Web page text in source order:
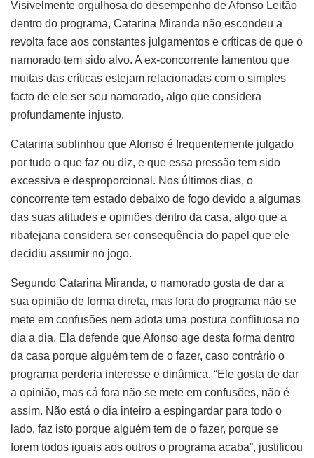
Visivelmente orgulhosa do desempenho de Afonso Leitão
dentro do programa, Catarina Miranda não escondeu a
revolta face aos constantes julgamentos e críticas de que o
namorado tem sido alvo. A ex-concorrente lamentou que
muitas das críticas estejam relacionadas com o simples
facto de ele ser seu namorado, algo que considera
profundamente injusto.
Catarina sublinhou que Afonso é frequentemente julgado
por tudo o que faz ou diz, e que essa pressão tem sido
excessiva e desproporcional. Nos últimos dias, o
concorrente tem estado debaixo de fogo devido a algumas
das suas atitudes e opiniões dentro da casa, algo que a
ribatejana considera ser consequência do papel que ele
decidiu assumir no jogo.
Segundo Catarina Miranda, o namorado gosta de dar a
sua opinião de forma direta, mas fora do programa não se
mete em confusões nem adota uma postura conflituosa no
dia a dia. Ela defende que Afonso age desta forma dentro
da casa porque alguém tem de o fazer, caso contrário o
programa perderia interesse e dinâmica. “Ele gosta de dar
a opinião, mas cá fora não se mete em confusões, não é
assim. Não está o dia inteiro a espingardar para todo o
lado, faz isto porque alguém tem de o fazer, porque se
forem todos iguais aos outros o programa acaba”, justificou